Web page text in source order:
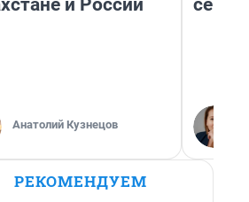
и России
Анатолий Кузнецов
РЕКОМЕНДУЕМ